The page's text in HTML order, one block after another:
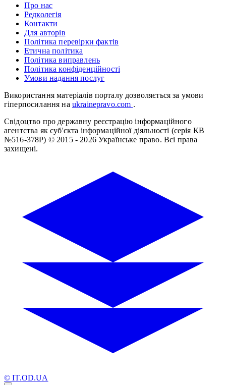
Про нас
Редколегія
Контакти
Для авторів
Політика перевірки фактів
Етична політика
Політика виправлень
Політика конфіденційності
Умови надання послуг
Використання матеріалів порталу дозволяється за умови
гіперпосилання на ukrainepravo.com .
Свідоцтво про державну реєстрацію інформаційного
агентства як суб'єкта інформаційної діяльності (серія КВ
№516-378Р) © 2015 - 2026 Українське право. Всі права
захищені.
© IT.OD.UA